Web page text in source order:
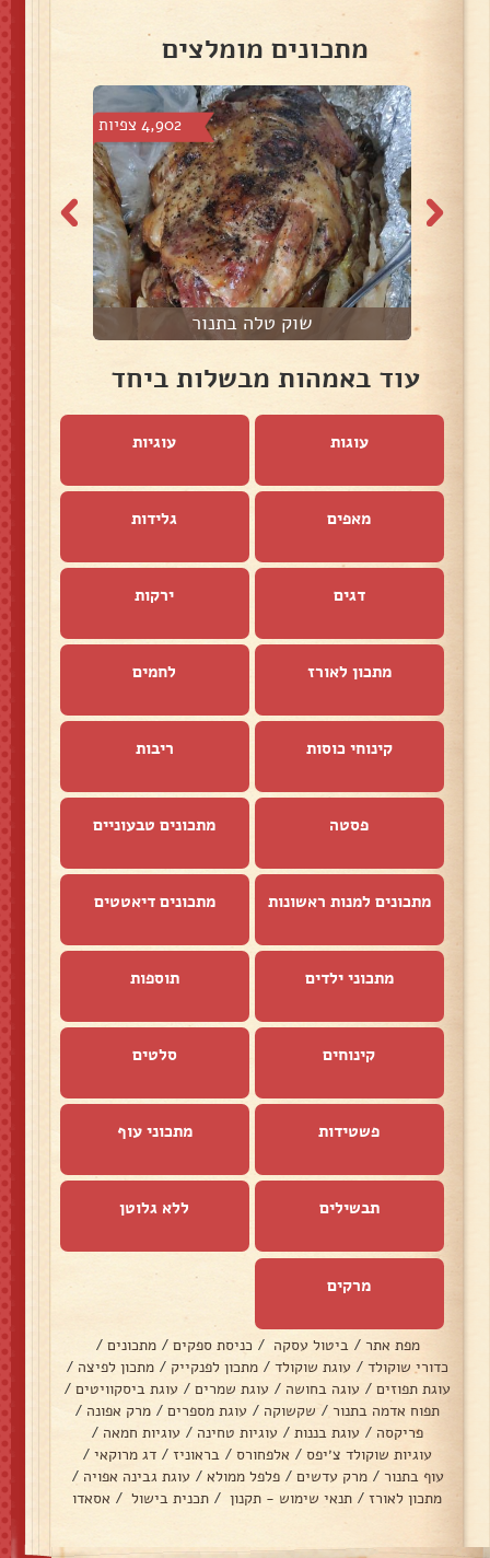
מתכונים מומלצים
4,902 צפיות
שוק טלה בתנור
עוד באמהות מבשלות ביחד
עוגות עוגיות
מאפים גלידות
דגים ירקות
מתכון לאורז לחמים
קינוחי כוסות ריבות
פסטה מתכונים טבעוניים
מתכונים למנות ראשונות מתכונים דיאטטים
מתכוני ילדים תוספות
קינוחים סלטים
פשטידות מתכוני עוף
תבשילים ללא גלוטן
מרקים
מפת אתר / ביטול עסקה / כניסת ספקים / מתכונים /
כדורי שוקולד / עוגת שוקולד / מתכון לפנקייק / מתכון לפיצה /
עוגת תפוזים / עוגה בחושה / עוגת שמרים / עוגת ביסקוויטים /
תפוח אדמה בתנור / שקשוקה / עוגת מספרים / מרק אפונה /
פריקסה / עוגת בננות / עוגיות טחינה / עוגיות חמאה /
עוגיות שוקולד צ׳יפס / אלפחורס / בראוניז / דג מרוקאי /
עוף בתנור / מרק עדשים / פלפל ממולא / עוגת גבינה אפויה /
מתכון לאורז / תנאי שימוש - תקנון / תכנית בישול / אסאדו